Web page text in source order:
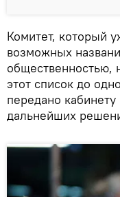
Комитет, который
возможных
общественностью,
этот список до
передано
дальнейших